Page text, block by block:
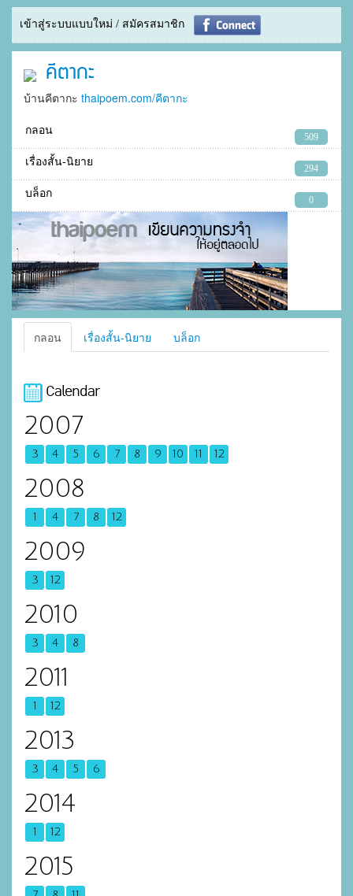
เข้าสู่ระบบแบบใหม่ / สมัครสมาชิก
คีตากะ
บ้านคีตากะ thaipoem.com/คีตากะ
กลอน
509
เรื่องสั้น-นิยาย
294
บล็อก
0
กลอน เรื่องสั้น-นิยาย บล็อก
Calendar
2007
3 4 5 6 7 8 9 10 11 12
2008
1 4 7 8 12
2009
3 12
2010
3 4 8
2011
1 12
2013
3 4 5 6
2014
1 12
2015